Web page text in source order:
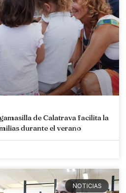
de Calatrava facilita la
durante el verano
NOTICIAS